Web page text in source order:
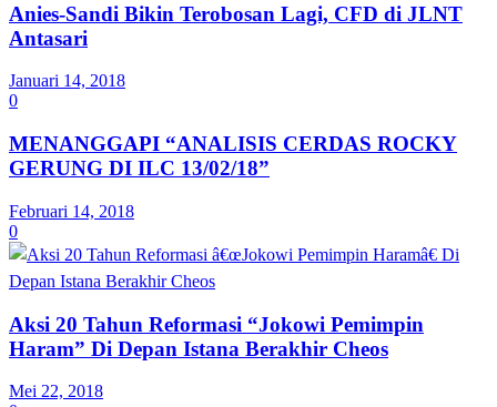
Anies-Sandi Bikin Terobosan Lagi, CFD di JLNT
Antasari
Januari 14, 2018
0
MENANGGAPI “ANALISIS CERDAS ROCKY
GERUNG DI ILC 13/02/18”
Februari 14, 2018
0
Aksi 20 Tahun Reformasi “Jokowi Pemimpin
Haram” Di Depan Istana Berakhir Cheos
Mei 22, 2018